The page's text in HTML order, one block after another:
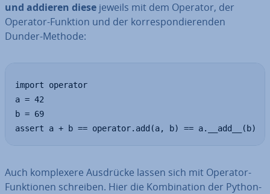
und addieren diese jeweils mit dem Operator, der
Operator-Funktion und der kor­re­spon­die­ren­den
Dunder-Methode:
import operator
a = 42
b = 69
assert a + b == operator.add(a, b) == a.__add__(b)
Auch kom­ple­xe­re Ausdrücke lassen sich mit Operator-
Funk­tio­nen schreiben. Hier die Kom­bi­na­ti­on der Python-